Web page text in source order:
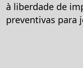
à liberdade de
preventivas para